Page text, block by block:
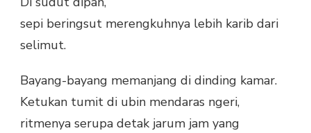
sepi beringsut merengkuhnya lebih karib dari
selimut.
Bayang-bayang memanjang di dinding kamar.
Ketukan tumit di ubin mendaras ngeri,
ritmenya serupa detak jarum jam yang